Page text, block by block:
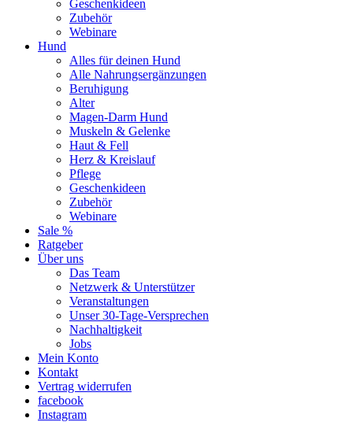
Geschenkideen
Zubehör
Webinare
Hund
Alles für deinen Hund
Alle Nahrungsergänzungen
Beruhigung
Alter
Magen-Darm Hund
Muskeln & Gelenke
Haut & Fell
Herz & Kreislauf
Pflege
Geschenkideen
Zubehör
Webinare
Sale %
Ratgeber
Über uns
Das Team
Netzwerk & Unterstützer
Veranstaltungen
Unser 30-Tage-Versprechen
Nachhaltigkeit
Jobs
Mein Konto
Kontakt
Vertrag widerrufen
facebook
Instagram